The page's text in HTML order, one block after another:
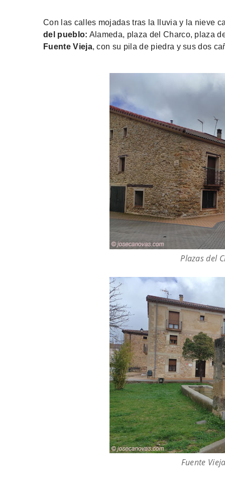
Con las calles mojadas tras la lluvia y la nieve
del pueblo: Alameda, plaza del Charco, plaza
Fuente Vieja, con su pila de piedra y sus dos
Plazas del
Fuente